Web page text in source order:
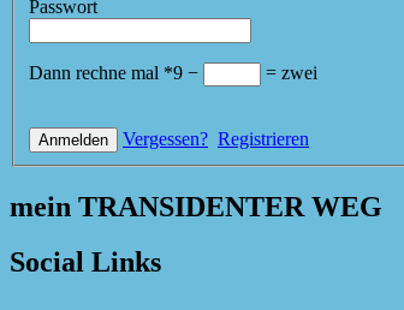
Passwort
Dann rechne mal *9 − = zwei
Vergessen? Registrieren
mein TRANSIDENTER WEG
Social Links